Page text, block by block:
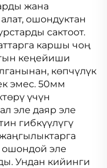
жана
ошондуктан
сактоот.
каршы чоң
кеңейиши
көпчүлүк
эмес. 50мм
үчүн
эле даяр эле
гибкүүлүгү
ошондой эле
Ундан кийинги